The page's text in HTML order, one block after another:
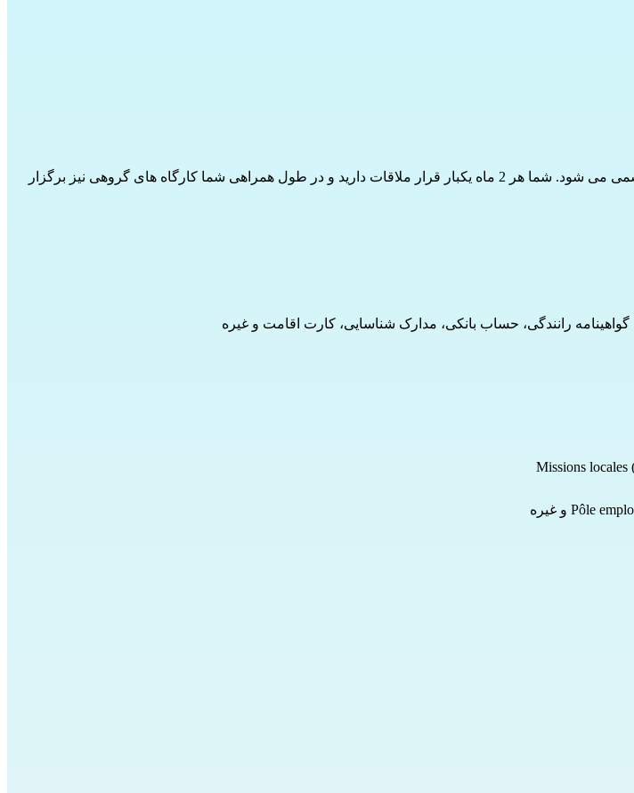
است و با امضای قراردادی که شما را متعهد می کند، رسمی می شود. شما هر 2 ماه یکبار قرار ملاقات دارید و در طول همراهی شما کارگاه های گروهی نیز برگزار
رانندگی، حساب بانکی، مدارک شناسایی، کارت اقامت و غیره